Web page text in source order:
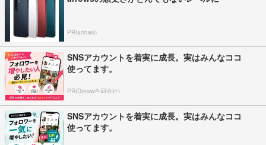
PR(arrows)
SNSアカウントを着実に成長。実はみんなココ
使ってます。
PR(Dreaw合同会社)
SNSアカウントを着実に成長。実はみんなココ
使ってます。